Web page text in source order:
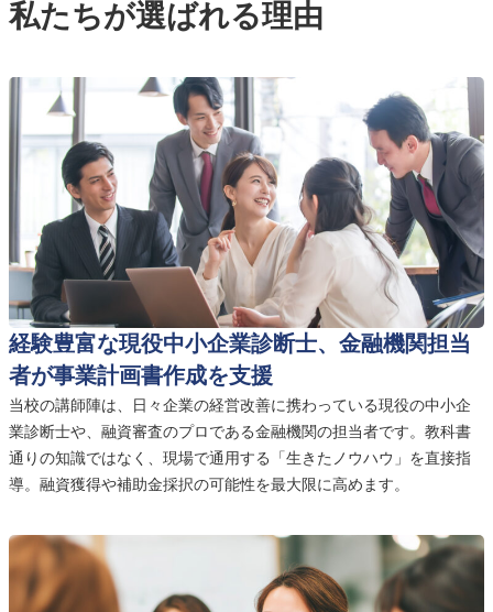
私たちが選ばれる理由
経験豊富な現役中小企業診断士、金融機関担当
者が事業計画書作成を支援
当校の講師陣は、日々企業の経営改善に携わっている現役の中小企
業診断士や、融資審査のプロである金融機関の担当者です。教科書
通りの知識ではなく、現場で通用する「生きたノウハウ」を直接指
導。融資獲得や補助金採択の可能性を最大限に高めます。